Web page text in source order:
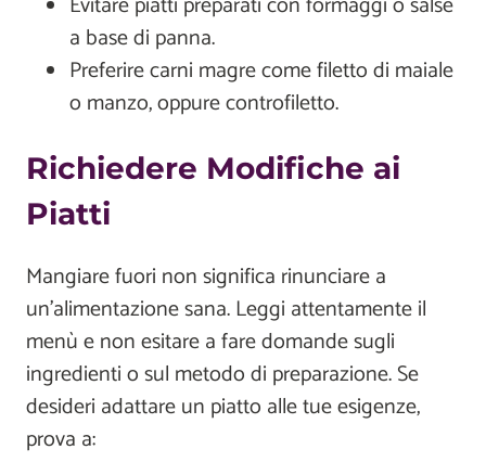
a base di panna.
Preferire carni magre come filetto di maiale
o manzo, oppure controfiletto.
Richiedere Modifiche ai
Piatti
Mangiare fuori non significa rinunciare a
un’alimentazione sana. Leggi attentamente il
menù e non esitare a fare domande sugli
ingredienti o sul metodo di preparazione. Se
desideri adattare un piatto alle tue esigenze,
prova a: